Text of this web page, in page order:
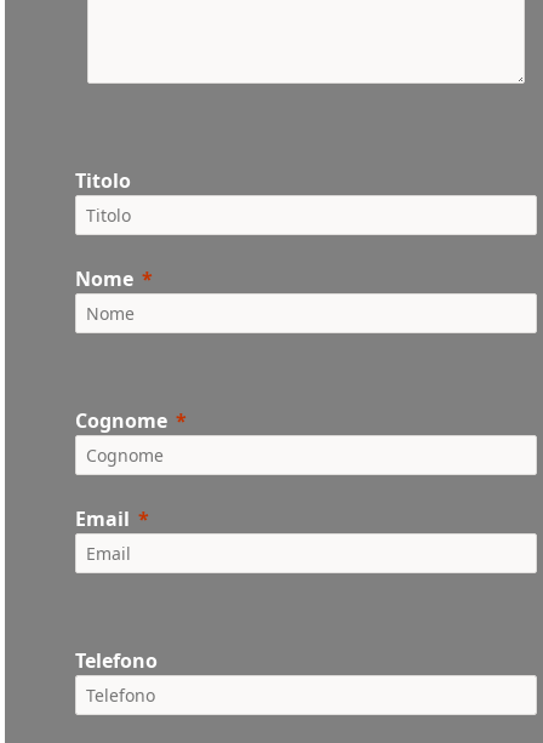
Titolo
Nome
Cognome
Email
Telefono